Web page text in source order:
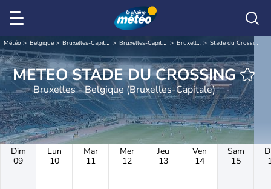
Météo Belgique Bruxelles-Capitale Bruxelles-Capitale Bruxelles Stade du Crossing
METEO STADE DU CROSSING
Bruxelles - Belgique (Bruxelles-Capitale)
Dim
09
Lun
10
Mar
11
Mer
12
Jeu
13
Ven
14
Sam
15